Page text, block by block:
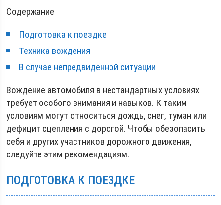
Содержание
Подготовка к поездке
Техника вождения
В случае непредвиденной ситуации
Вождение автомобиля в нестандартных условиях
требует особого внимания и навыков. К таким
условиям могут относиться дождь, снег, туман или
дефицит сцепления с дорогой. Чтобы обезопасить
себя и других участников дорожного движения,
следуйте этим рекомендациям.
ПОДГОТОВКА К ПОЕЗДКЕ